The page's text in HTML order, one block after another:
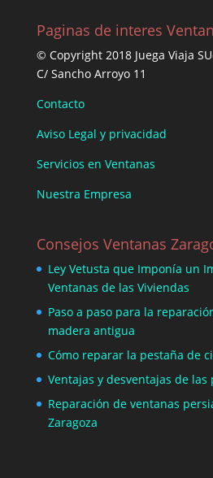
Paginas de interes
© Copyright 2018 Juega Viaja
C/ Sancho Arroyo 11
Contacto
Aviso Legal y privacidad
Servicios en Ventanas
Nuestra Empresa
Consejos Ventanas
Ley Vetusta que Imponía un
Ventanas de las Viviendas
Paso a paso para la
madera antigua
Cómo reparar la pestaña de
Ventajas y desventajas de
Reparación de ventanas
Zaragoza